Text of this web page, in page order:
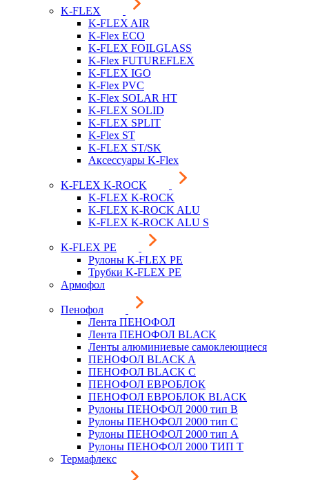
K-FLEX
K-FLEX AIR
K-Flex ECO
K-FLEX FOILGLASS
K-Flex FUTUREFLEX
K-FLEX IGO
K-Flex PVC
K-Flex SOLAR HT
K-FLEX SOLID
K-FLEX SPLIT
K-Flex ST
K-FLEX ST/SK
Аксессуары K-Flex
K-FLEX K-ROCK
K-FLEX K-ROCK
K-FLEX K-ROCK ALU
K-FLEX K-ROCK ALU S
K-FLEX PE
Рулоны K-FLEX PE
Трубки K-FLEX PE
Армофол
Пенофол
Лента ПЕНОФОЛ
Лента ПЕНОФОЛ BLACK
Ленты алюминиевые самоклеющиеся
ПЕНОФОЛ BLACK A
ПЕНОФОЛ BLACK С
ПЕНОФОЛ ЕВРОБЛОК
ПЕНОФОЛ ЕВРОБЛОК BLACK
Рулоны ПЕНОФОЛ 2000 тип B
Рулоны ПЕНОФОЛ 2000 тип C
Рулоны ПЕНОФОЛ 2000 тип А
Рулоны ПЕНОФОЛ 2000 ТИП Т
Термафлекс